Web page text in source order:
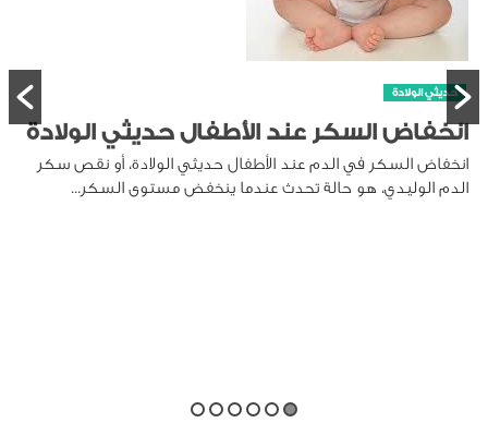
حديثي الولادة
انخفاض السكر عند الأطفال حديثي الولادة
انخفاض السكر في الدم عند الأطفال حديثي الولادة، أو نقص سكر
الدم الوليدي، هو حالة تحدث عندما ينخفض مستوى السكر...